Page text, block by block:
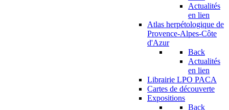
Actualités
en lien
Atlas herpétologique de
Provence-Alpes-Côte
d'Azur
Back
Actualités
en lien
Librairie LPO PACA
Cartes de découverte
Expositions
Back